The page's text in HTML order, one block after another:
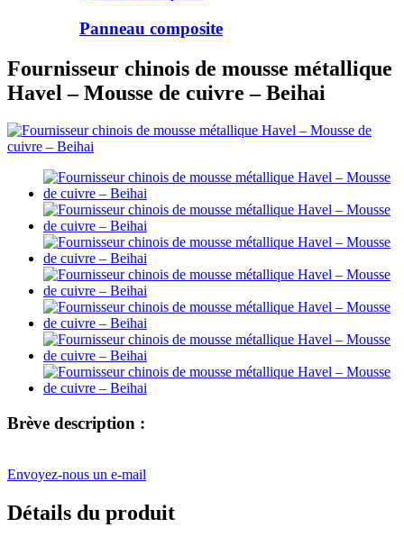
Panneau composite
Fournisseur chinois de mousse métallique
Havel – Mousse de cuivre – Beihai
Brève description :
Envoyez-nous un e-mail
Détails du produit